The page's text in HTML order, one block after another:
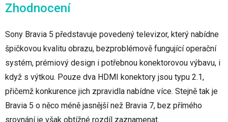
Zhodnocení
Sony Bravia 5 představuje povedený televizor, který nabídne
špičkovou kvalitu obrazu, bezproblémově fungující operační
systém, prémiový design i potřebnou konektorovou výbavu, i
když s výtkou. Pouze dva HDMI konektory jsou typu 2.1,
přičemž konkurence jich zpravidla nabídne více. Stejně tak je
Bravia 5 o něco méně jasnější než Bravia 7, bez přímého
srovnání je však obtížné rozdíl zaznamenat.